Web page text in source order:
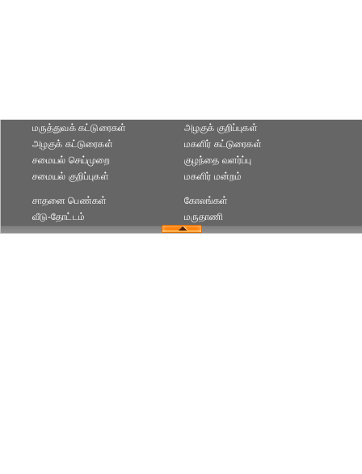
மருத்துவக் கட்டுரைகள்
அழகுக் கட்டுரைகள்
அழகுக் குறிப்புகள்
மகளிர் கட்டுரைகள்
சமையல் செய்முறை
சமையல் குறிப்புகள்
குழந்தை வளர்ப்பு
மகளிர் மன்றம்
சாதனை பெண்கள்
வீடு-தோட்டம்
கோலங்கள்
மருதாணி